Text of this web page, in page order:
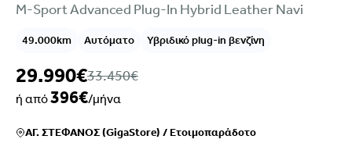
M-Sport Advanced Plug-In Hybrid Leather Navi
49.000km Αυτόματο Υβριδικό plug-in βενζίνη
29.990€33.450€
ή από396€/μήνα
ΑΓ. ΣΤΕΦΑΝΟΣ (GigaStore) /Ετοιμοπαράδοτο